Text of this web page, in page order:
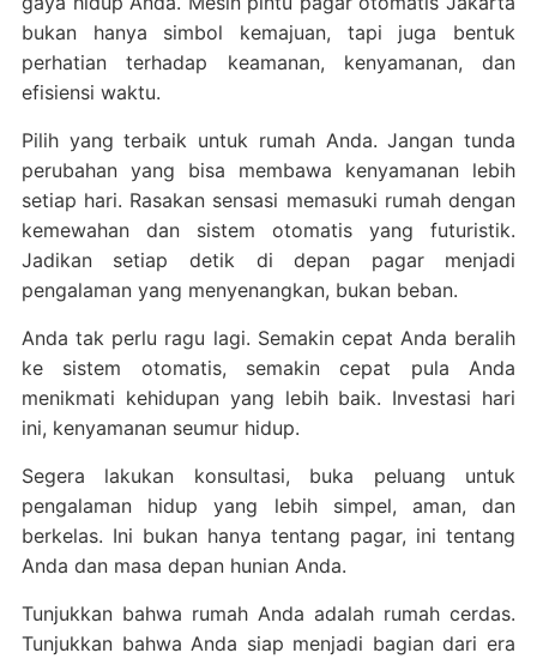
bukan hanya simbol kemajuan, tapi juga bentuk
perhatian terhadap keamanan, kenyamanan, dan
efisiensi waktu.
Pilih yang terbaik untuk rumah Anda. Jangan tunda
perubahan yang bisa membawa kenyamanan lebih
setiap hari. Rasakan sensasi memasuki rumah dengan
kemewahan dan sistem otomatis yang futuristik.
Jadikan setiap detik di depan pagar menjadi
pengalaman yang menyenangkan, bukan beban.
Anda tak perlu ragu lagi. Semakin cepat Anda beralih
ke sistem otomatis, semakin cepat pula Anda
menikmati kehidupan yang lebih baik. Investasi hari
ini, kenyamanan seumur hidup.
Segera lakukan konsultasi, buka peluang untuk
pengalaman hidup yang lebih simpel, aman, dan
berkelas. Ini bukan hanya tentang pagar, ini tentang
Anda dan masa depan hunian Anda.
Tunjukkan bahwa rumah Anda adalah rumah cerdas.
Tunjukkan bahwa Anda siap menjadi bagian dari era